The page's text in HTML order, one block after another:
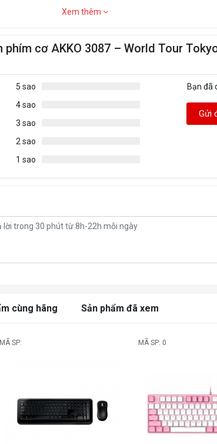
Xem thêm
phím cơ AKKO 3087 – World Tour
5 sao
4 sao
3 sao
2 sao
1 sao
Bạn đã
Gửi
cùng hãng Sản phẩm đã xem
MÃ SP: MÃ SP: 0